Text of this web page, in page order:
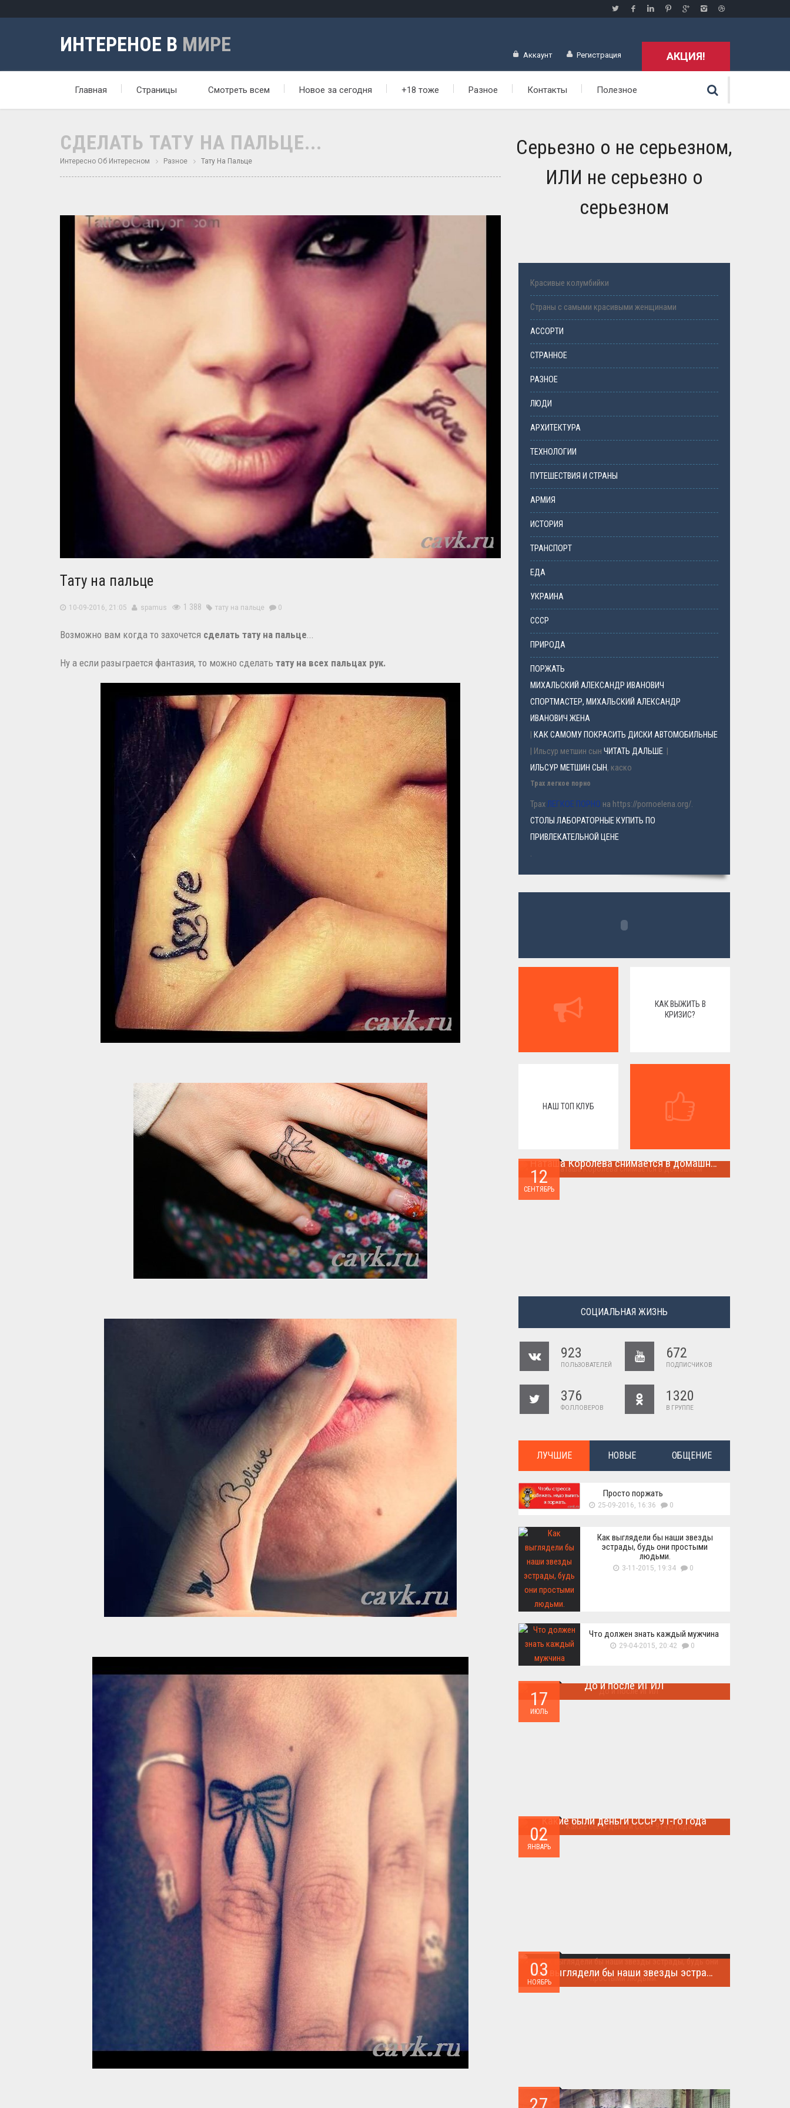
ИНТЕРЕНОЕ В МИРЕ Аккаунт Регистрация АКЦИЯ!
Главная Страницы Смотреть всем Новое за сегодня +18 тоже Разное Контакты Полезное
СДЕЛАТЬ ТАТУ НА ПАЛЬЦЕ...
Интересно Об Интересном Разное Тату На Пальце
Тату на пальце
10-09-2016, 21:05 spamus 1 388 тату на пальце 0
Возможно вам когда то захочется сделать тату на пальце...
Ну а если разыграется фантазия, то можно сделать тату на всех пальцах рук.
Серьезно о не серьезном,
ИЛИ не серьезно о
серьезном
Красивые колумбийки
Страны с самыми красивыми женщинами
АССОРТИ
СТРАННОЕ
РАЗНОЕ
ЛЮДИ
АРХИТЕКТУРА
ТЕХНОЛОГИИ
ПУТЕШЕСТВИЯ И СТРАНЫ
АРМИЯ
ИСТОРИЯ
ТРАНСПОРТ
ЕДА
УКРАИНА
СССР
ПРИРОДА
ПОРЖАТЬ
МИХАЛЬСКИЙ АЛЕКСАНДР ИВАНОВИЧ
СПОРТМАСТЕР, МИХАЛЬСКИЙ АЛЕКСАНДР
ИВАНОВИЧ ЖЕНА
КАК САМОМУ ПОКРАСИТЬ ДИСКИ АВТОМОБИЛЬНЫЕ
| Ильсур метшин сын ЧИТАТЬ ДАЛЬШЕ. |
ИЛЬСУР МЕТШИН СЫН, каско
Трах легкое порно
ТрахЛЕГКОЕ ПОРНО на https://pornoelena.org/.
СТОЛЫ ЛАБОРАТОРНЫЕ КУПИТЬ ПО
ПРИВЛЕКАТЕЛЬНОЙ ЦЕНЕ
.
КАК ВЫЖИТЬ В
КРИЗИС?
НАШ ТОП КЛУБ
12
СЕНТЯБРЬ
Наташа Королева снимается в домашнем
Наташа Королева снимается в домашнем ...
СОЦИАЛЬНАЯ ЖИЗНЬ
923
ПОЛЬЗОВАТЕЛЕЙ
672
ПОДПИСЧИКОВ
376
ФОЛЛОВЕРОВ
1320
В ГРУППЕ
ЛУЧШИЕ НОВЫЕ ОБЩЕНИЕ
Просто поржать
25-09-2016, 16:36 0
Как выглядели бы наши звезды
эстрады, будь они простыми
людьми.
3-11-2015, 19:34 0
Что должен знать каждый мужчина
29-04-2015, 20:42 0
17
ИЮЛЬ
До и после ИГИЛ
02
ЯНВАРЬ
Какие были деньги СССР 91-го года
03
НОЯБРЬ
Как выглядели бы наши звезды эстрады, будь они простыми людьми.
Такого поворота событий не ожидал никто!...